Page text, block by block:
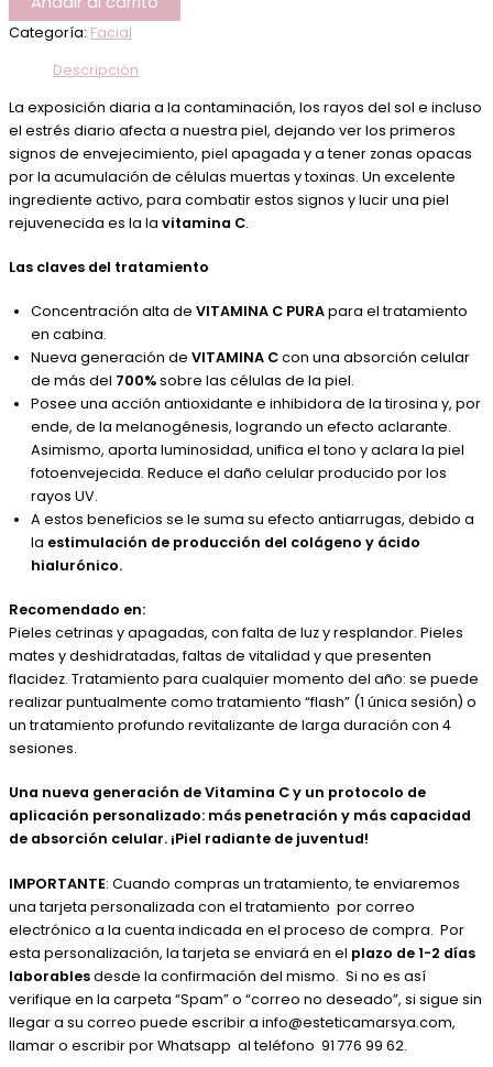
Categoría: Facial
Descripción
La exposición diaria a la contaminación, los rayos del sol e incluso
el estrés diario afecta a nuestra piel, dejando ver los primeros
signos de envejecimiento, piel apagada y a tener zonas opacas
por la acumulación de células muertas y toxinas. Un excelente
ingrediente activo, para combatir estos signos y lucir una piel
rejuvenecida es la la vitamina C.
Las claves del tratamiento
Concentración alta de VITAMINA C PURApara el tratamiento
en cabina.
Nueva generación de VITAMINA Ccon una absorción celular
de más del 700%sobre las células de la piel.
Posee una acción antioxidante e inhibidora de la tirosina y, por
ende, de la melanogénesis, logrando un efecto aclarante.
Asimismo, aporta luminosidad, unifica el tono y aclara la piel
fotoenvejecida. Reduce el daño celular producido por los
rayos UV.
A estos beneficios se le suma su efecto antiarrugas, debido a
la estimulación de producción del colágeno y ácido
hialurónico.
Recomendado en:
Pieles cetrinas y apagadas, con falta de luz y resplandor. Pieles
mates y deshidratadas, faltas de vitalidad y que presenten
flacidez. Tratamiento para cualquier momento del año: se puede
realizar puntualmente como tratamiento “flash” (1 única sesión) o
un tratamiento profundo revitalizante de larga duración con 4
sesiones.
Una nueva generación de Vitamina C y un protocolo de
aplicación personalizado: más penetración y más capacidad
de absorción celular. ¡Piel radiante de juventud!
IMPORTANTE: Cuando compras un tratamiento, te enviaremos
una tarjeta personalizada con el tratamiento por correo
electrónico a la cuenta indicada en el proceso de compra. Por
esta personalización, la tarjeta se enviará en el plazo de 1-2 días
laborablesdesde la confirmación del mismo. Si no es así
verifique en la carpeta “Spam” o “correo no deseado”, si sigue sin
llegar a su correo puede escribir a info@esteticamarsya.com,
llamar o escribir por Whatsapp al teléfono 91 776 99 62.